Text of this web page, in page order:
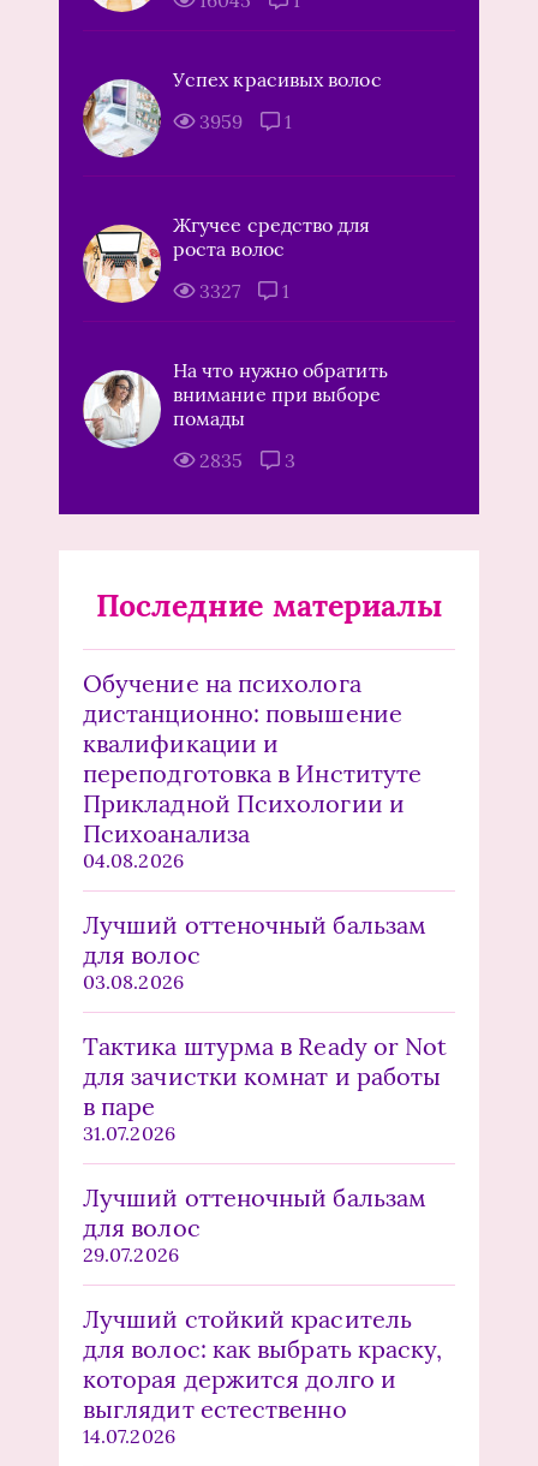
Успех красивых волос
3959
1
Жгучее средство для
роста волос
3327
1
На что нужно обратить
внимание при выборе
помады
2835
3
Последние материалы
Обучение на психолога
дистанционно: повышение
квалификации и
переподготовка в Институте
Прикладной Психологии и
Психоанализа
04.08.2026
Лучший оттеночный бальзам
для волос
03.08.2026
Тактика штурма в Ready or Not
для зачистки комнат и работы
в паре
31.07.2026
Лучший оттеночный бальзам
для волос
29.07.2026
Лучший стойкий краситель
для волос: как выбрать краску,
которая держится долго и
выглядит естественно
14.07.2026